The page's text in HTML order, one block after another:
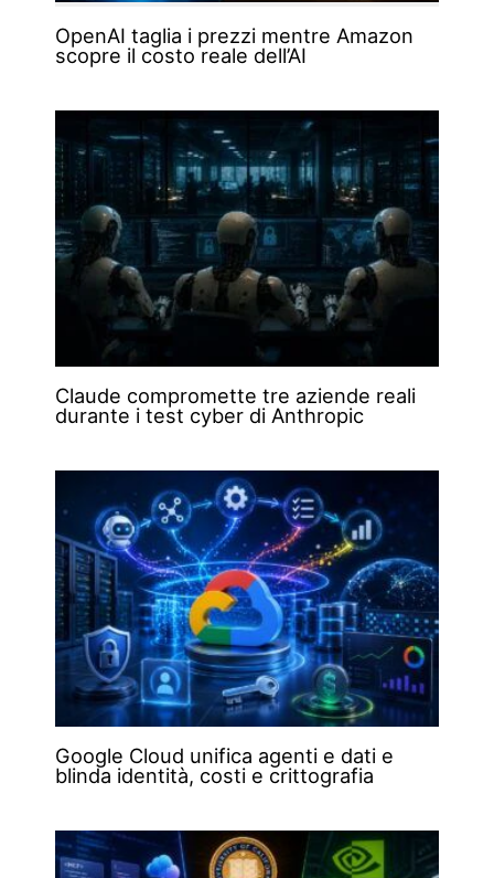
OpenAI taglia i prezzi mentre Amazon
scopre il costo reale dell’AI
Claude compromette tre aziende reali
durante i test cyber di Anthropic
Google Cloud unifica agenti e dati e
blinda identità, costi e crittografia